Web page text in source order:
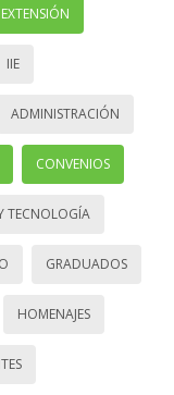
EXTENSIÓN
IIE
ADMINISTRACIÓN
CONVENIOS
TECNOLOGÍA
GRADUADOS
HOMENAJES